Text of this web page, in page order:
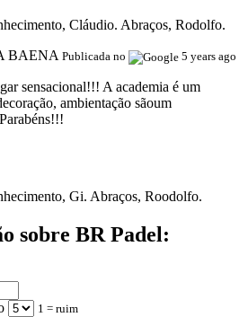
Cláudio. Abraços, Rodolfo.
BAENA Publicada no 5 years ago
sensacional!!! A academia é um
ambientação sãoum
Gi. Abraços, Roodolfo.
sobre BR Padel:
1 = ruim